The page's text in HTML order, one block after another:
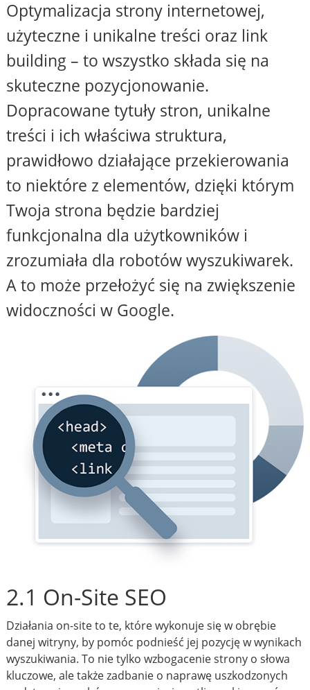
Optymalizacja strony internetowej,
użyteczne i unikalne treści oraz link
building – to wszystko składa się na
skuteczne pozycjonowanie.
Dopracowane tytuły stron, unikalne
treści i ich właściwa struktura,
prawidłowo działające przekierowania
to niektóre z elementów, dzięki którym
Twoja strona będzie bardziej
funkcjonalna dla użytkowników i
zrozumiała dla robotów wyszukiwarek.
A to może przełożyć się na zwiększenie
widoczności w Google.
2.1 On-Site SEO
Działania on-site to te, które wykonuje się w obrębie
danej witryny, by pomóc podnieść jej pozycję w wynikach
wyszukiwania. To nie tylko wzbogacenie strony o słowa
kluczowe, ale także zadbanie o naprawę uszkodzonych